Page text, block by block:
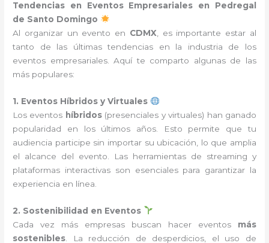
Tendencias en Eventos Empresariales en Pedregal
de Santo Domingo
Al organizar un evento en CDMX , es importante estar al
tanto de las últimas tendencias en la industria de los
eventos empresariales. Aquí te comparto algunas de las
más populares:
1. Eventos Híbridos y Virtuales
Los eventos híbridos(presenciales y virtuales) han ganado
popularidad en los últimos años. Esto permite que tu
audiencia participe sin importar su ubicación, lo que amplia
el alcance del evento. Las herramientas de streaming y
plataformas interactivas son esenciales para garantizar la
experiencia en línea.
2. Sostenibilidad en Eventos
Cada vez más empresas buscan hacer eventos más
sostenibles . La reducción de desperdicios, el uso de